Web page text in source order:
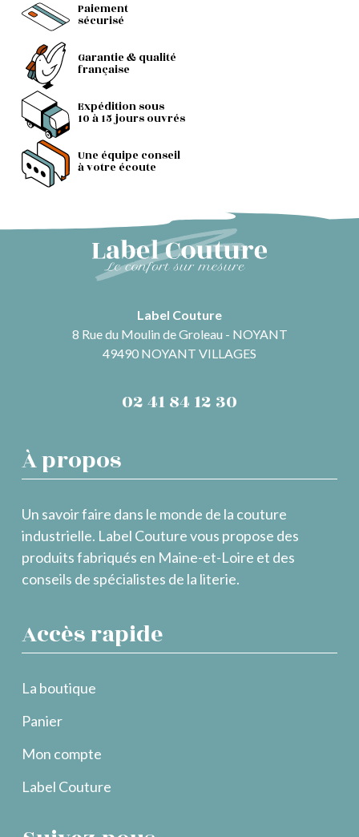
Paiement
sécurisé
Garantie & qualité
française
Expédition sous
10 à 15 jours ouvrés
Une équipe conseil
à votre écoute
Label Couture
8 Rue du Moulin de Groleau - NOYANT
49490 NOYANT VILLAGES
02 41 84 12 30
À propos
Un savoir faire dans le monde de la couture
industrielle. Label Couture vous propose des
produits fabriqués en Maine-et-Loire et des
conseils de spécialistes de la literie.
Accès rapide
La boutique
Panier
Mon compte
Label Couture